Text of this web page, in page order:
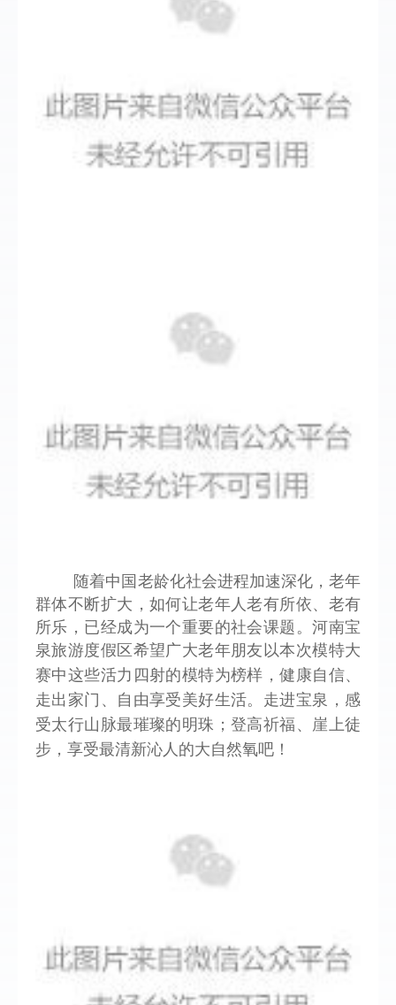
随着中国老龄化社会进程加速深化，老年
群体不断扩大，如何让老年人老有所依、老有
所乐，已经成为一个重要的社会课题。河南宝
泉旅游度假区希望广大老年朋友以本次模特大
赛中这些活力四射的模特为榜样，健康自信、
走出家门、 自由享受美好生活。走进宝泉，感
受太行山脉最璀璨的明珠；登高祈福、崖上徒
步，享受最清新沁人的大自然氧吧！